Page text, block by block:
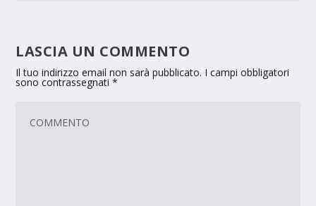
LASCIA UN COMMENTO
Il tuo indirizzo email non sarà pubblicato. I campi obbligatori
sono contrassegnati*